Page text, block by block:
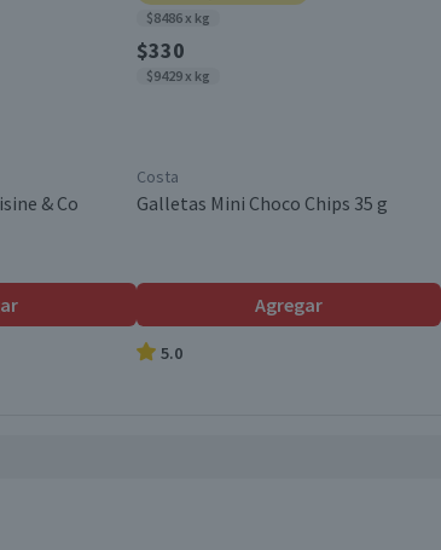
0,2
Cerdo& Co
$8486 x kg
$330
$9429 x kg
Costa
Galletas Mini Choco Chips 35 g
Agregar
5.0